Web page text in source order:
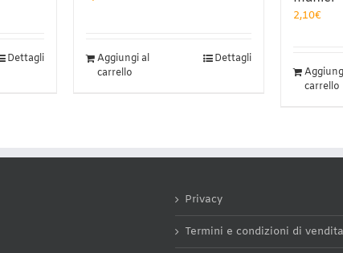
Dettagli
Aggiungi al
carrello
Dettagli
2,10€
carrello
Privacy
Termini e condizioni di vendita